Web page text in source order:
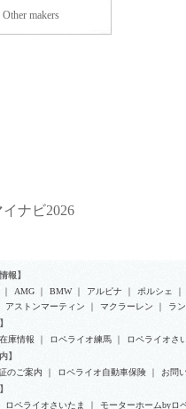
Other makers
報】
｜ AMG ｜ BMW｜ アルピナ ｜ ポルシェ ｜
アストンマーティン ｜ マクラーレン ｜ ラ
庫情報 ｜ ロペライオ練馬 ｜ ロペライオさ
】
のご案内 ｜ ロペライオ自動車保険 ｜ お問
ロペライオさいたま ｜ モーターホームbyロ